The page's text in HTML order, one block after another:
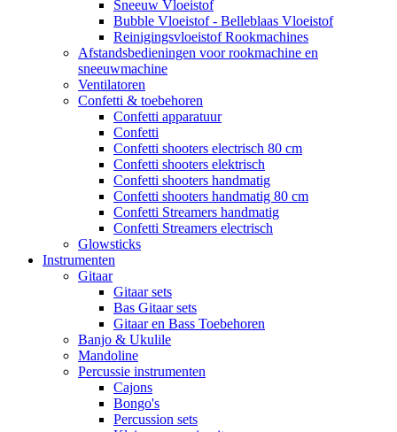
Sneeuw Vloeistof
Bubble Vloeistof - Belleblaas Vloeistof
Reinigingsvloeistof Rookmachines
Afstandsbedieningen voor rookmachine en
sneeuwmachine
Ventilatoren
Confetti & toebehoren
Confetti apparatuur
Confetti
Confetti shooters electrisch 80 cm
Confetti shooters elektrisch
Confetti shooters handmatig
Confetti shooters handmatig 80 cm
Confetti Streamers handmatig
Confetti Streamers electrisch
Glowsticks
Instrumenten
Gitaar
Gitaar sets
Bas Gitaar sets
Gitaar en Bass Toebehoren
Banjo & Ukulile
Mandoline
Percussie instrumenten
Cajons
Bongo's
Percussion sets